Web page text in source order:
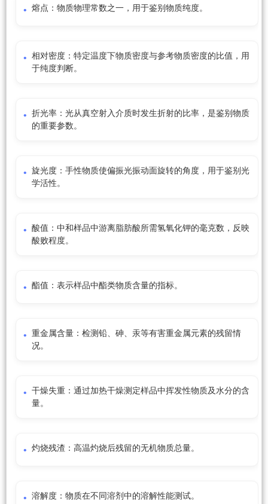
熔点：物质物理常数之一，用于鉴别物质纯度。
相对密度：特定温度下物质密度与参考物质密度的比值，用
于纯度判断。
折光率：光从真空射入介质时发生折射的比率，是鉴别物质
的重要参数。
旋光度：手性物质使偏振光振动面旋转的角度，用于鉴别光
学活性。
酸值：中和样品中游离脂肪酸所需氢氧化钾的毫克数，反映
酸败程度。
酯值：表示样品中酯类物质含量的指标。
重金属含量：检测铅、砷、汞等有害重金属元素的残留情
况。
干燥失重：通过加热干燥测定样品中挥发性物质及水分的含
量。
灼烧残渣：高温灼烧后残留的无机物质总量。
溶解度：物质在不同溶剂中的溶解性能测试。